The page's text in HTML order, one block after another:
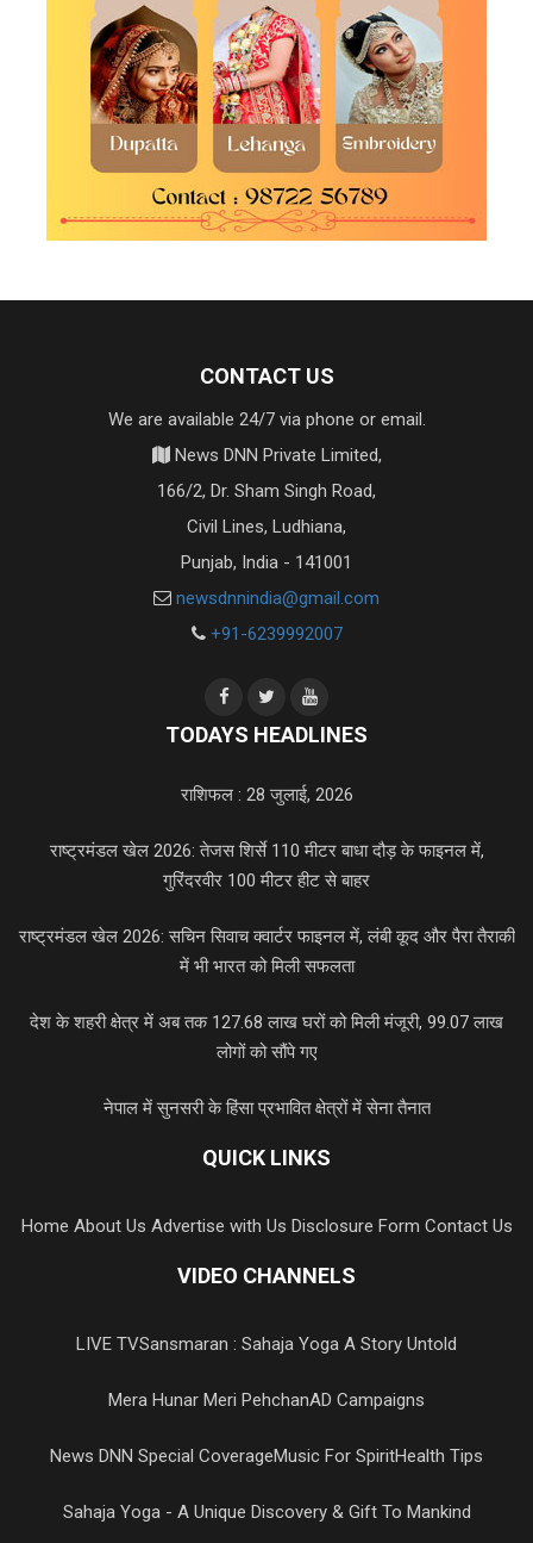
CONTACT US
We are available 24/7 via phone or email.
News DNN Private Limited,
166/2, Dr. Sham Singh Road,
Civil Lines, Ludhiana,
Punjab, India - 141001
newsdnnindia@gmail.com
+91-6239992007
TODAYS HEADLINES
राशिफल : 28 जुलाई, 2026
राष्ट्रमंडल खेल 2026: तेजस शिर्से 110 मीटर बाधा दौड़ के फाइनल में,
गुरिंदरवीर 100 मीटर हीट से बाहर
राष्ट्रमंडल खेल 2026: सचिन सिवाच क्वार्टर फाइनल में, लंबी कूद और पैरा तैराकी
में भी भारत को मिली सफलता
देश के शहरी क्षेत्र में अब तक 127.68 लाख घरों को मिली मंजूरी, 99.07 लाख
लोगों को सौंपे गए
नेपाल में सुनसरी के हिंसा प्रभावित क्षेत्रों में सेना तैनात
QUICK LINKS
Home About Us Advertise with Us Disclosure Form Contact Us
VIDEO CHANNELS
LIVE TVSansmaran : Sahaja Yoga A Story Untold
Mera Hunar Meri PehchanAD Campaigns
News DNN Special CoverageMusic For SpiritHealth Tips
Sahaja Yoga - A Unique Discovery & Gift To Mankind